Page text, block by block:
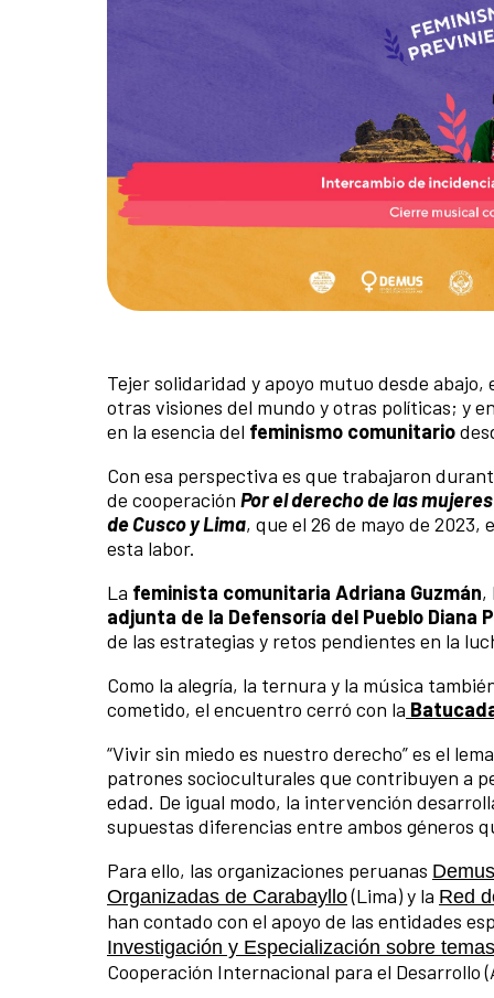
Tejer solidaridad y apoyo mutuo desde
otras visiones del mundo y otras políticas; y
en la esencia del feminismo comunitario
Con esa perspectiva es que trabajaron
de cooperación Por el derecho de las
de Cusco y Lima, que el 26 de mayo de
esta labor.
La feminista comunitaria Adriana Guzmán,
adjunta de la Defensoría del Pueblo Diana
de las estrategias y retos pendientes en la
Como la alegría, la ternura y la música
cometido, el encuentro cerró con la
“Vivir sin miedo es nuestro derecho” es el
patrones socioculturales que contribuyen a
edad. De igual modo, la intervención
supuestas diferencias entre ambos géneros
Para ello, las organizaciones peruanas Demus
Organizadas de Carabayllo(Lima) y la Red
han contado con el apoyo de las entidades
Investigación y Especialización sobre
Cooperación Internacional para el Desarrollo